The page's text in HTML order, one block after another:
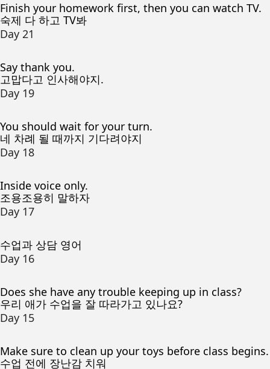
Finish your homework first, then you can watch TV.
숙제 다 하고 TV봐
Day 21
Say thank you.
고맙다고 인사해야지.
Day 19
You should wait for your turn.
네 차례 될 때까지 기다려야지
Day 18
Inside voice only.
조용조용히 말하자
Day 17
수업과 상담 영어
Day 16
Does she have any trouble keeping up in class?
우리 애가 수업을 잘 따라가고 있나요?
Day 15
Make sure to clean up your toys before class begins.
수업 전에 장난감 치워